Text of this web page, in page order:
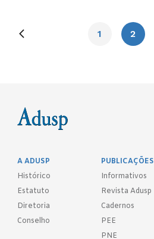
1 2
A ADUSP
Histórico
Estatuto
Diretoria
Conselho
PUBLICAÇÕES
Informativos
Revista Adusp
Cadernos
PEE
PNE